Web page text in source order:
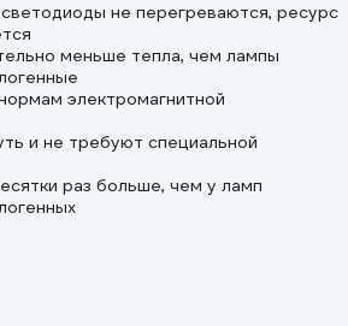
не перегреваются, ресурс
меньше тепла, чем лампы
электромагнитной
и не требуют специальной
раз больше, чем у ламп